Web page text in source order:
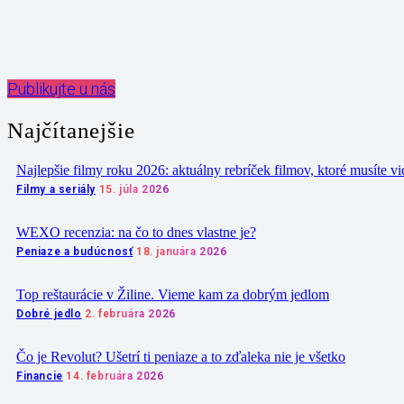
Publikujte u nás
Najčítanejšie
Najlepšie filmy roku 2026: aktuálny rebríček filmov, ktoré musíte
Filmy a seriály 15. júla 2026
WEXO recenzia: na čo to dnes vlastne je?
Peniaze a budúcnosť 18. januára 2026
Top reštaurácie v Žiline. Vieme kam za dobrým jedlom
Dobré jedlo 2. februára 2026
Čo je Revolut? Ušetrí ti peniaze a to zďaleka nie je všetko
Financie 14. februára 2026